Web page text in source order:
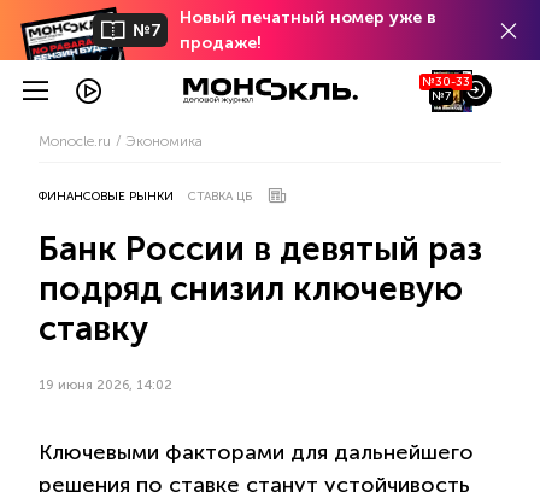
№7
Новый печатный номер уже в
продаже!
№30-33
№7
Monocle.ru Экономика
ФИНАНСОВЫЕ РЫНКИ СТАВКА ЦБ
Банк России в девятый раз
подряд снизил ключевую
ставку
19 июня 2026, 14:02
Ключевыми факторами для дальнейшего
решения по ставке станут устойчивость